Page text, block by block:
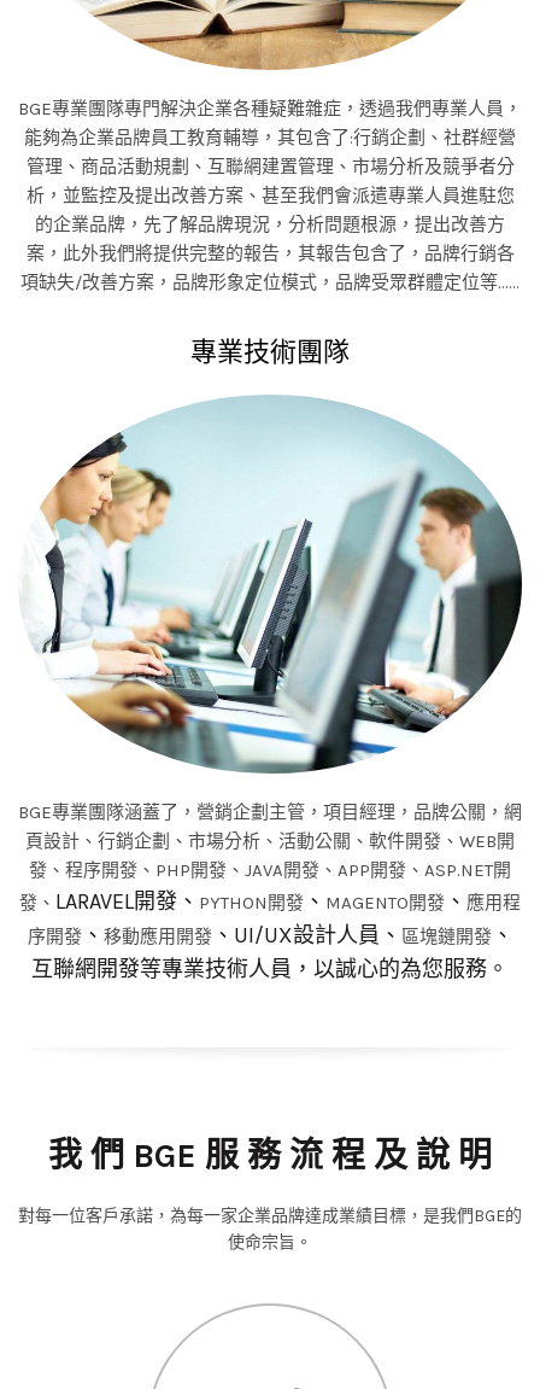
BGE專業團隊專門解決企業各種疑難雜症，透過我們專業人員，
能夠為企業品牌員工教育輔導，其包含了:行銷企劃、社群經營
管理、商品活動規劃、互聯網建置管理、市場分析及競爭者分
析，並監控及提出改善方案、甚至我們會派遣專業人員進駐您
的企業品牌，先了解品牌現況，分析問題根源，提出改善方
案，此外我們將提供完整的報告，其報告包含了，品牌行銷各
項缺失/改善方案，品牌形象定位模式，品牌受眾群體定位等……
專業技術團隊
BGE專業團隊涵蓋了，營銷企劃主管，項目經理，品牌公關，網
頁設計、行銷企劃、市場分析、活動公關、軟件開發、WEB開
發、程序開發、PHP開發、JAVA開發、APP開發、ASP.NET開
發、 LARAVEL開發、 PYTHON開發 、 MAGENTO開發 、 應用程
序開發、 移動應用開發、UI/UX設計人員、 區塊鏈開發、
互聯網開發等專業技術人員，以誠心的為您服務。
我 們 BGE 服 務 流 程 及 說 明
對每一位客戶承諾，為每一家企業品牌達成業績目標，是我們BGE的
使命宗旨。